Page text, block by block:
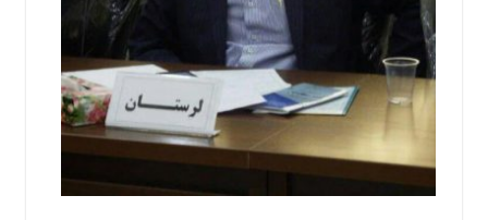
فرهنگی
دسترسی